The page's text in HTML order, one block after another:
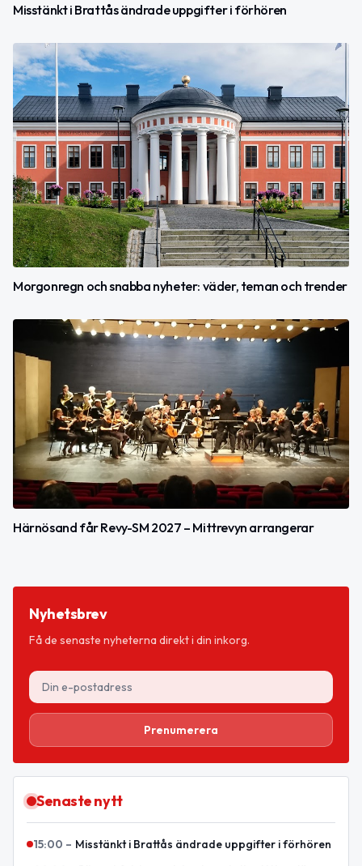
Misstänkt i Brattås ändrade uppgifter i förhören
Morgonregn och snabba nyheter: väder, teman och trender
Härnösand får Revy-SM 2027 – Mittrevyn arrangerar
Nyhetsbrev
Få de senaste nyheterna direkt i din inkorg.
Prenumerera
Senaste nytt
15:00 – Misstänkt i Brattås ändrade uppgifter i förhören